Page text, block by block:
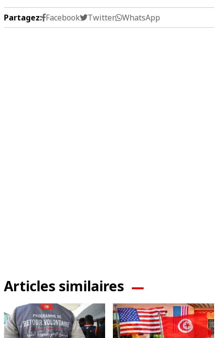
Partagez: Facebook Twitter WhatsApp
Articles similaires